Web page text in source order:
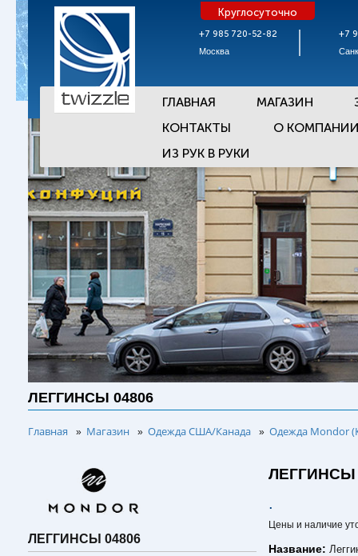
+7 985 720-52-82
Москва
Круглосуточно
+7
ГЛАВНАЯ МАГАЗИН
КОНТАКТЫ
О
ИЗ РУК В РУКИ
ЛЕГГИНСЫ 04806
Главная » Магазин » Одежда США/Канада » Одежда Mondor
ЛЕГГИНСЫ 04806
ЛЕГГИНСЫ
.
Цены и наличие
Название: